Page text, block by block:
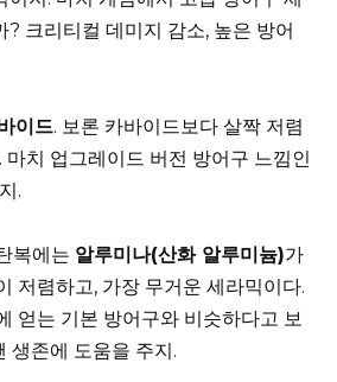
? 크리티컬 데미지 감소, 높은 방어
이드. 보론 카바이드보다 살짝 저렴
마치 업그레이드 버전 방어구 느낌인
.
복에는 알루미나(산화 알루미늄)가
저렴하고, 가장 무거운 세라믹이다.
얻는 기본 방어구와 비슷하다고 보
생존에 도움을 주지.